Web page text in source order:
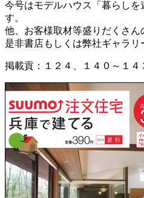
今号はモデルハウス「暮らしを
す。
他、お客様取材等盛りだくさ
是非書店もしくは弊社ギャラリ
掲載貢：１２４、１４０～１４